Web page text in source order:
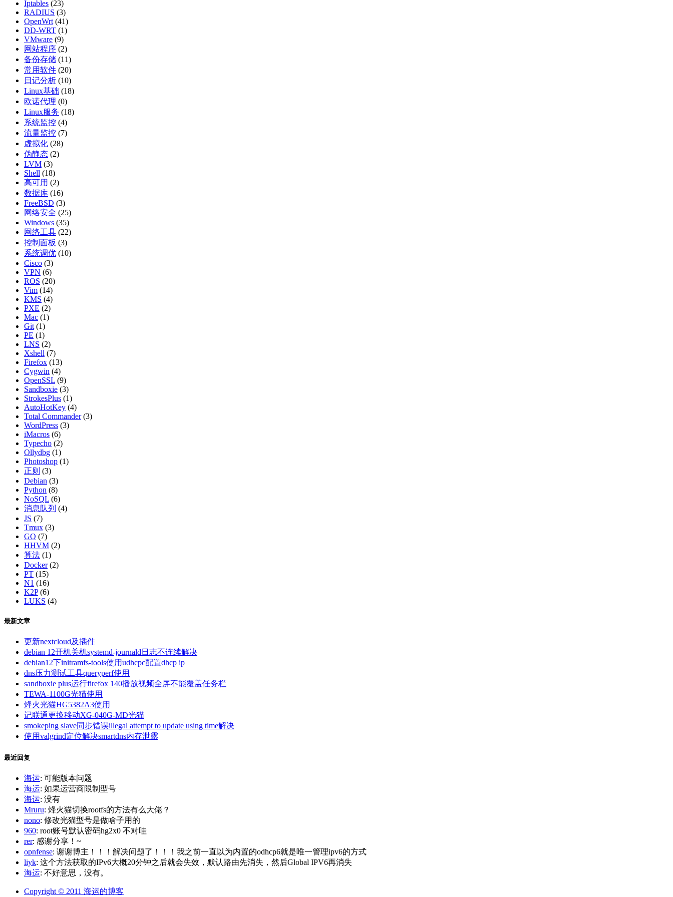
Iptables (23)
RADIUS (3)
OpenWrt (41)
DD-WRT (1)
VMware (9)
网站程序 (2)
备份存储 (11)
常用软件 (20)
日记分析 (10)
Linux基础 (18)
欧诺代理 (0)
Linux服务 (18)
系统监控 (4)
流量监控 (7)
虚拟化 (28)
伪静态 (2)
LVM (3)
Shell (18)
高可用 (2)
数据库 (16)
FreeBSD (3)
网络安全 (25)
Windows (35)
网络工具 (22)
控制面板 (3)
系统调优 (10)
Cisco (3)
VPN (6)
ROS (20)
Vim (14)
KMS (4)
PXE (2)
Mac (1)
Git (1)
PE (1)
LNS (2)
Xshell (7)
Firefox (13)
Cygwin (4)
OpenSSL (9)
Sandboxie (3)
StrokesPlus (1)
AutoHotKey (4)
Total Commander(3)
WordPress (3)
iMacros (6)
Typecho (2)
Ollydbg (1)
Photoshop (1)
正则 (3)
Debian (3)
Python (8)
NoSQL (6)
消息队列 (4)
JS (7)
Tmux (3)
GO (7)
HHVM (2)
算法 (1)
Docker(2)
PT (15)
N1 (16)
K2P(6)
LUKS (4)
最新文章
更新nextcloud及插件
debian 12开机关机systemd-journald日志不连续解决
debian12下initramfs-tools使用udhcpc配置dhcp ip
dns压力测试工具queryperf使用
sandboxie plus运行firefox 140播放视频全屏不能覆盖任务栏
TEWA-1100G光猫使用
烽火光猫HG5382A3使用
记联通更换移动XG-040G-MD光猫
smokeping slave同步错误illegal attempt to update using time解决
使用valgrind定位解决smartdns内存泄露
最近回复
海运: 可能版本问题
海运: 如果运营商限制型号
海运: 没有
Mruru: 烽火猫切换rootfs的方法有么大佬？
nono: 修改光猫型号是做啥子用的
960: root账号默认密码hg2x0 不对哇
rer: 感谢分享！~
opnfense: 谢谢博主！！！解决问题了！！！我之前一直以为内置的odhcp6就是唯一管理ipv6的方式
liyk: 这个方法获取的IPv6大概20分钟之后就会失效，默认路由先消失，然后Global IPV6再消失
海运: 不好意思，没有。
Copyright © 2011 海运的博客